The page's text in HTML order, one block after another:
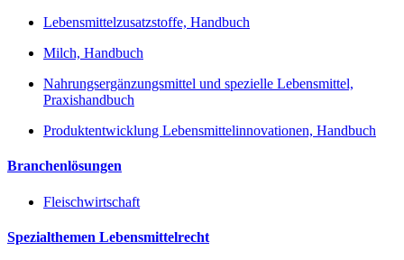
Lebensmittelzusatzstoffe, Handbuch
Milch, Handbuch
Nahrungsergänzungsmittel und spezielle Lebensmittel,
Praxishandbuch
Produktentwicklung Lebensmittelinnovationen, Handbuch
Branchenlösungen
Fleischwirtschaft
Spezialthemen Lebensmittelrecht